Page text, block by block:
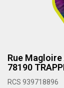
Rue
78190
RCS 939718896